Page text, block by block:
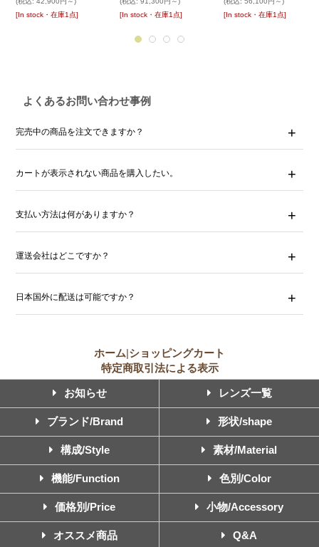
[In stock・在庫1点]
[In stock・在庫1点]
[In stock・在庫1点]
よくあるお問い合わせ事例
完売中の商品を注文できますか？
カートが表示されない商品を購入したい。
支払い方法は何がありますか？
運送会社はどこですか？
日本国外に配送は可能ですか？
ホーム|ショッピングカート
特定商取引法による表示
お知らせ レンズ一覧
ブランド/Brand 形状/shape
構成/Style 素材/Material
機能/Function 色別/Color
価格別/Price 小物/Accessory
オススメ商品 Q&A